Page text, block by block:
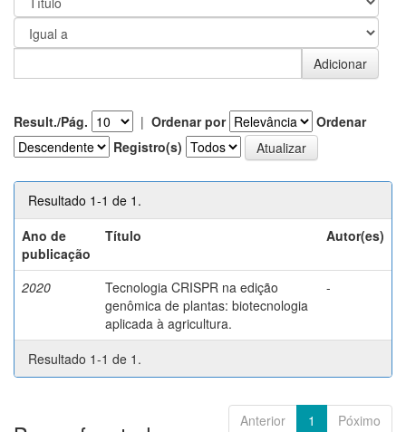
Result./Pág. | Ordenar por
Ordenar
Registro(s)
Resultado 1-1 de 1.
Ano de
publicação
Título Autor(es)
2020
Tecnologia CRISPR na edição
genômica de plantas: biotecnologia
aplicada à agricultura.
-
Resultado 1-1 de 1.
Anterior 1 Póximo